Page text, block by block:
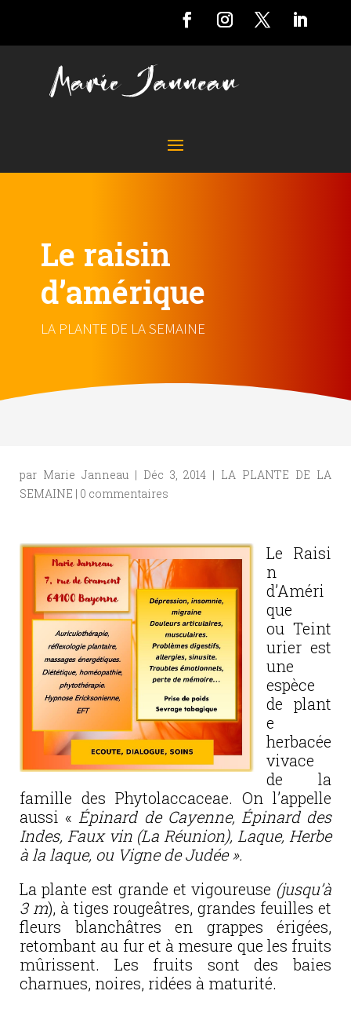
Le raisin
d’amérique
LA PLANTE DE LA SEMAINE
par Marie Janneau| Déc 3, 2014 | LA PLANTE DE LA
SEMAINE | 0 commentaires
Le Raisi
n
d’Améri
que
ou Teint
urier est
une
espèce
de plant
e
herbacée
vivace
de la
famille des Phytolaccaceae. On l’appelle
aussi « Épinard de Cayenne, Épinard des
Indes, Faux vin (La Réunion), Laque, Herbe
à la laque, ou Vigne de Judée ».
La plante est grande et vigoureuse (jusqu’à
3 m), à tiges rougeâtres, grandes feuilles et
fleurs blanchâtres en grappes érigées,
retombant au fur et à mesure que les fruits
mûrissent. Les fruits sont des baies
charnues, noires, ridées à maturité.